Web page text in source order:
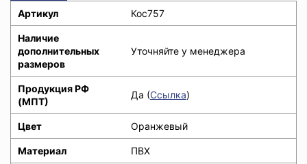
Артикул
Кос757
Наличие
дополнительных
размеров
Уточняйте у менеджера
Продукция РФ
(МПТ)
Да (Ссылка)
Цвет Оранжевый
Материал ПВХ